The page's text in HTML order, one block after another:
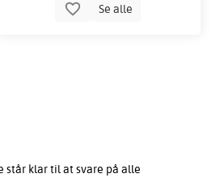
Se alle
står klar til at svare på alle